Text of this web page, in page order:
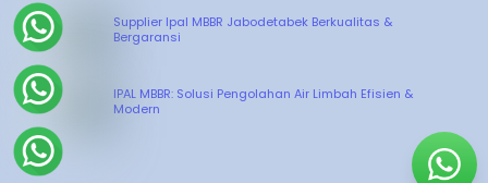
Supplier Ipal MBBR Jabodetabek Berkualitas &
Bergaransi
IPAL MBBR: Solusi Pengolahan Air Limbah Efisien &
Modern